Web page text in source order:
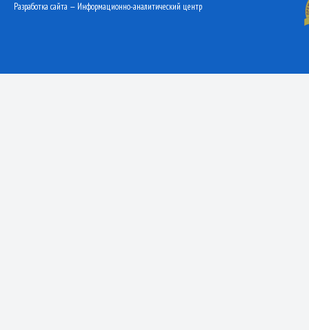
Разработка сайта — Информационно-аналитический центр